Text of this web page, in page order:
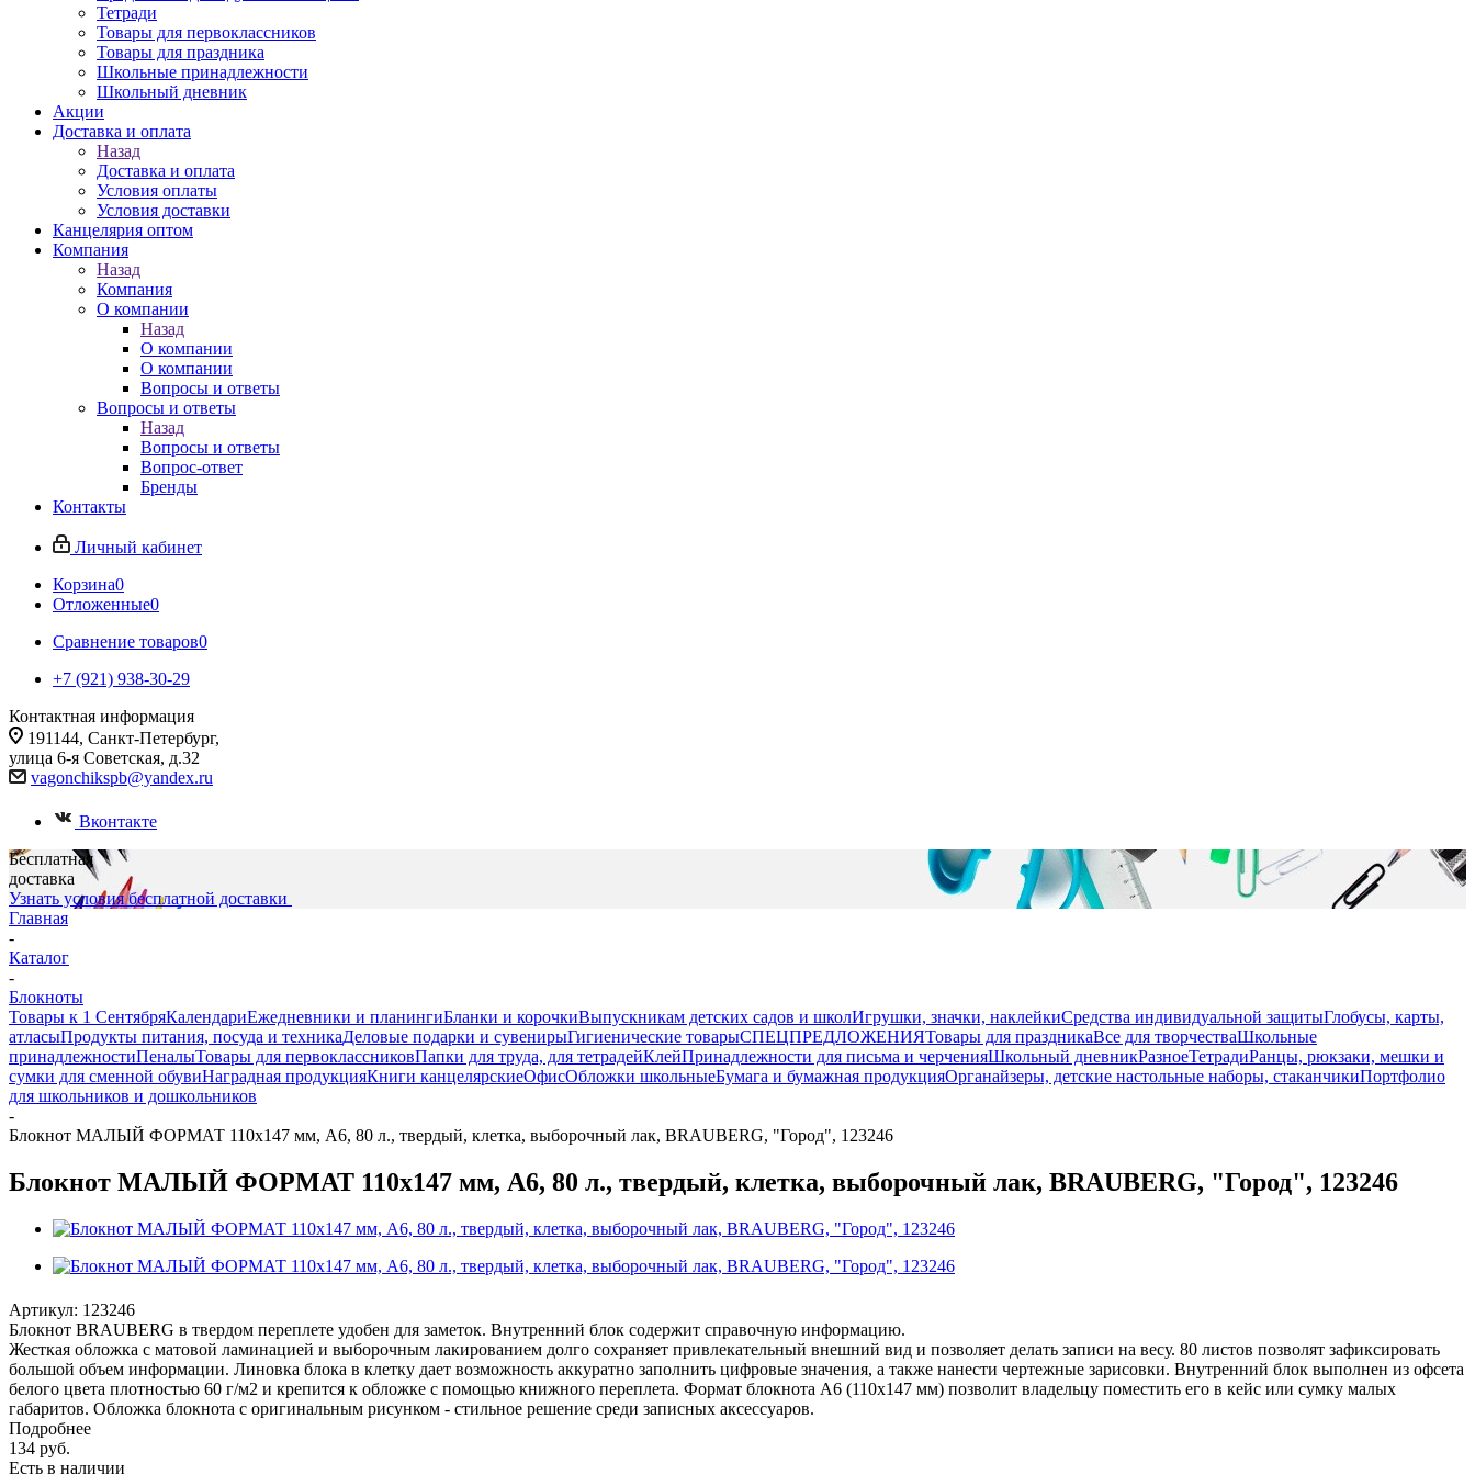
Тетради
Товары для первоклассников
Товары для праздника
Школьные принадлежности
Школьный дневник
Акции
Доставка и оплата
Назад
Доставка и оплата
Условия оплаты
Условия доставки
Канцелярия оптом
Компания
Назад
Компания
О компании
Назад
О компании
О компании
Вопросы и ответы
Вопросы и ответы
Назад
Вопросы и ответы
Вопрос-ответ
Бренды
Контакты
Личный кабинет
Корзина0
Отложенные0
Сравнение товаров0
+7 (921) 938-30-29
Контактная информация
191144, Санкт-Петербург,
улица 6-я Советская, д.32
vagonchikspb@yandex.ru
Вконтакте
Бесплатная
доставка
Узнать условия бесплатной доставки
Главная
-
Каталог
-
Блокноты
Товары к 1 СентябряКалендариЕжедневники и планингиБланки и корочкиВыпускникам детских садов и школИгрушки, значки, наклейкиСредства индивидуальной защитыГлобусы, карты,
атласыПродукты питания, посуда и техникаДеловые подарки и сувенирыГигиенические товарыСПЕЦПРЕДЛОЖЕНИЯТовары для праздникаВсе для творчестваШкольные
принадлежностиПеналыТовары для первоклассниковПапки для труда, для тетрадейКлейПринадлежности для письма и черченияШкольный дневникРазноеТетрадиРанцы, рюкзаки, мешки и
сумки для сменной обувиНаградная продукцияКниги канцелярскиеОфисОбложки школьныеБумага и бумажная продукцияОрганайзеры, детские настольные наборы, стаканчикиПортфолио
для школьников и дошкольников
-
Блокнот МАЛЫЙ ФОРМАТ 110х147 мм, А6, 80 л., твердый, клетка, выборочный лак, BRAUBERG, "Город", 123246
Блокнот МАЛЫЙ ФОРМАТ 110х147 мм, А6, 80 л., твердый, клетка, выборочный лак, BRAUBERG, "Город", 123246
Артикул: 123246
Блокнот BRAUBERG в твердом переплете удобен для заметок. Внутренний блок содержит справочную информацию.
Жесткая обложка с матовой ламинацией и выборочным лакированием долго сохраняет привлекательный внешний вид и позволяет делать записи на весу. 80 листов позволят зафиксировать
большой объем информации. Линовка блока в клетку дает возможность аккуратно заполнить цифровые значения, а также нанести чертежные зарисовки. Внутренний блок выполнен из офсета
белого цвета плотностью 60 г/м2 и крепится к обложке с помощью книжного переплета. Формат блокнота А6 (110х147 мм) позволит владельцу поместить его в кейс или сумку малых
габаритов. Обложка блокнота с оригинальным рисунком - стильное решение среди записных аксессуаров.
Подробнее
134 руб.
Есть в наличии